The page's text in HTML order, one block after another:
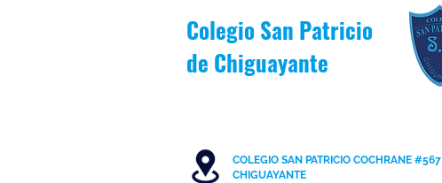
Colegio San Patricio
de Chiguayante
COLEGIO SAN PATRICIO COCHRANE #567
CHIGUAYANTE